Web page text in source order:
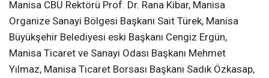
Manisa CBÜ Rektörü Prof. Dr. Rana Kibar, Manisa
Organize Sanayi Bölgesi Başkanı Sait Türek, Manisa
Büyükşehir Belediyesi eski Başkanı Cengiz Ergün,
Manisa Ticaret ve Sanayi Odası Başkanı Mehmet
Yılmaz, Manisa Ticaret Borsası Başkanı Sadık Özkasap,